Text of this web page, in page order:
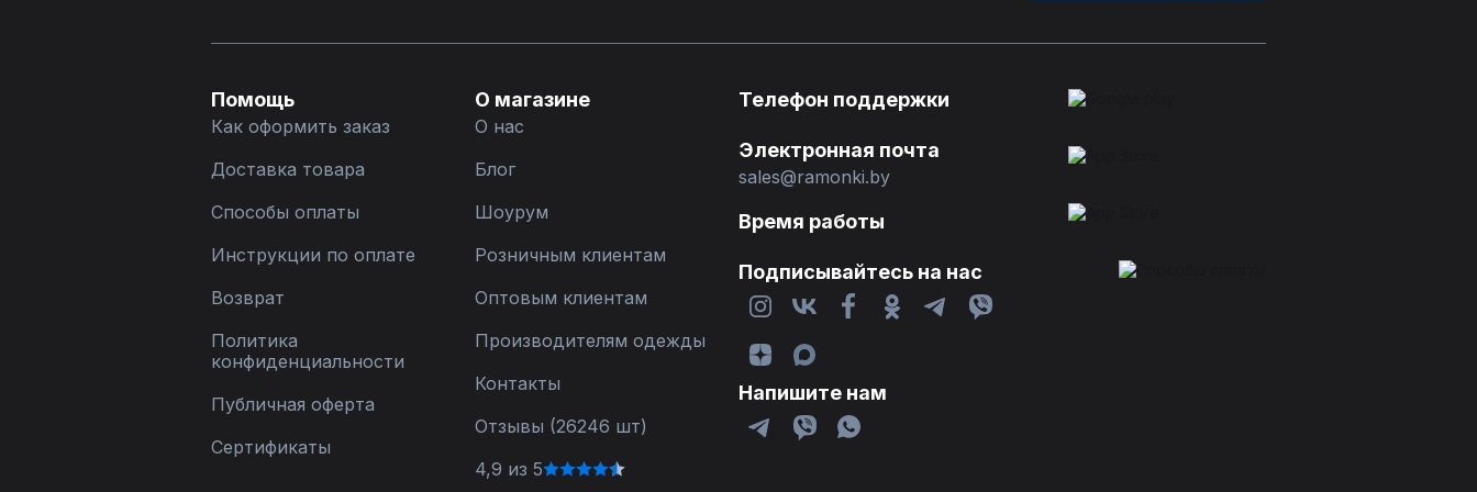
Помощь
Как оформить заказ
Доставка товара
Способы оплаты
Инструкции по оплате
Возврат
Политика
конфиденциальности
Публичная оферта
Сертификаты
О магазине
О нас
Блог
Шоурум
Розничным клиентам
Оптовым клиентам
Производителям одежды
Контакты
Отзывы (26246 шт)
4,9 из 5
Телефон поддержки
Электронная почта
sales@ramonki.by
Время работы
Подписывайтесь на нас
Напишите нам